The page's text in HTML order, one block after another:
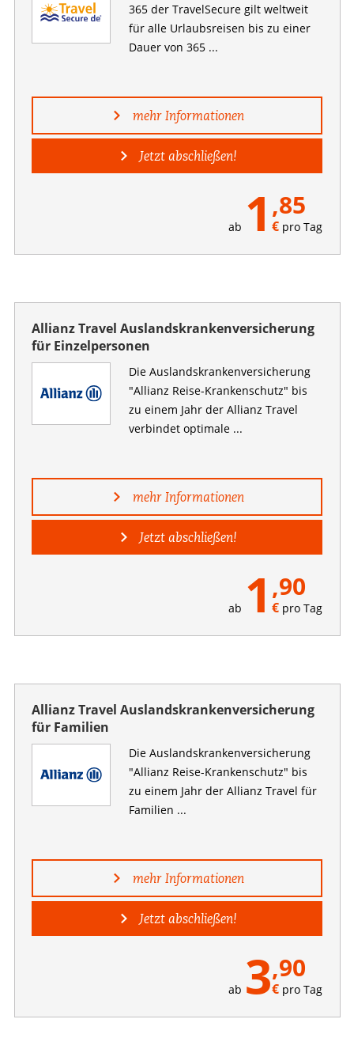
365 der TravelSecure gilt weltweit
für alle Urlaubsreisen bis zu einer
Dauer von 365 ...
ab 1 ,85
€pro Tag
mehr Informationen
Jetzt abschließen!
Allianz Travel Auslandskrankenversicherung
für Einzelpersonen
Die Auslandskranken­versicherung
"Allianz Reise-Krankenschutz" bis
zu einem Jahr der Allianz Travel
verbindet optimale ...
ab 1 ,90
€pro Tag
mehr Informationen
Jetzt abschließen!
Allianz Travel Auslandskrankenversicherung
für Familien
Die Auslandskranken­versicherung
"Allianz Reise-Krankenschutz" bis
zu einem Jahr der Allianz Travel für
Familien ...
ab 3,90
€pro Tag
mehr Informationen
Jetzt abschließen!